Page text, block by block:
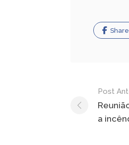
Share
de
Post
Post
a